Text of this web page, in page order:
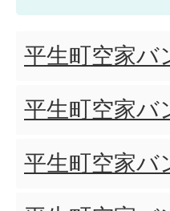
平生町空家バ
平生町空家バ
平生町空家バ